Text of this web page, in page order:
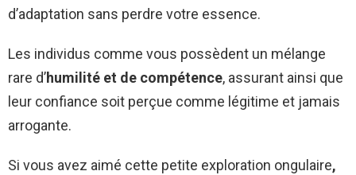
d’adaptation sans perdre votre essence.
Les individus comme vous possèdent un mélange
rare d’humilité et de compétence, assurant ainsi que
leur confiance soit perçue comme légitime et jamais
arrogante.
Si vous avez aimé cette petite exploration ongulaire,